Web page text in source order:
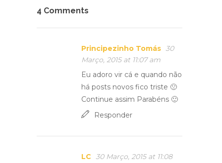
4 Comments
Principezinho Tomás 30
Março, 2015 at 11:07 am
Eu adoro vir cá e quando não
há posts novos fico triste 🙁
Continue assim Parabéns 🙂
Responder
LC
30 Março, 2015 at 11:08